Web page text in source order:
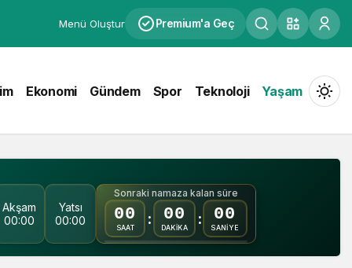
Menü Oluştur Premium'a Geç
Ekonomi Gündem Spor Teknoloji Yaşam
Mod
Gündüz Modu
Gündüz modunu seçin.
Akşam
00:00
Yatsı
00:00
Sonraki namaza kalan süre
00
SAAT
: 00
DAKİKA
: 00
SANİYE